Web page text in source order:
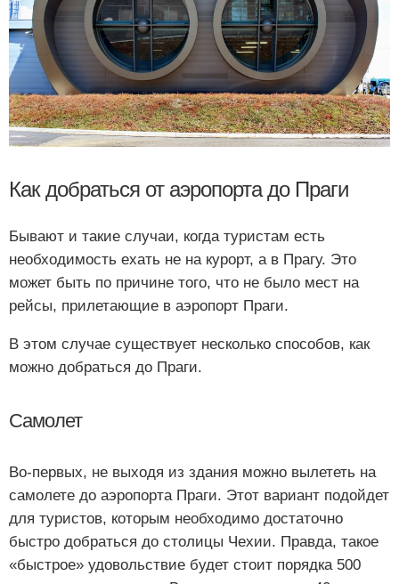
Как добраться от аэропорта до Праги
Бывают и такие случаи, когда туристам есть
необходимость ехать не на курорт, а в Прагу. Это
может быть по причине того, что не было мест на
рейсы, прилетающие в аэропорт Праги.
В этом случае существует несколько способов, как
можно добраться до Праги.
Самолет
Во-первых, не выходя из здания можно вылететь на
самолете до аэропорта Праги. Этот вариант подойдет
для туристов, которым необходимо достаточно
быстро добраться до столицы Чехии. Правда, такое
«быстрое» удовольствие будет стоит порядка 500